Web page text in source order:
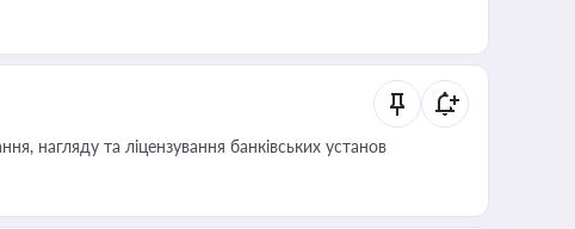
влади та контрагентами
нагляду та ліцензування банківських установ